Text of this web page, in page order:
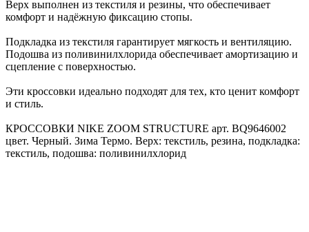
Верх выполнен из текстиля и резины, что обеспечивает
комфорт и надёжную фиксацию стопы.
Подкладка из текстиля гарантирует мягкость и вентиляцию.
Подошва из поливинилхлорида обеспечивает амортизацию и
сцепление с поверхностью.
Эти кроссовки идеально подходят для тех, кто ценит комфорт
и стиль.
КРОССОВКИ NIKE ZOOM STRUCTURE арт. BQ9646002
цвет. Черный. Зима Термо. Верх: текстиль, резина, подкладка:
текстиль, подошва: поливинилхлорид